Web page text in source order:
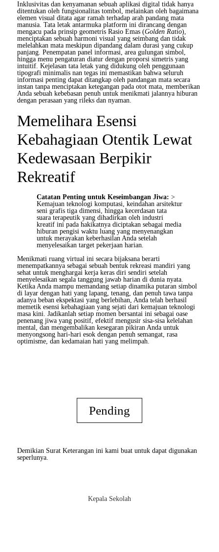
Inklusivitas dan kenyamanan sebuah aplikasi digital tidak hanya
ditentukan oleh fungsionalitas tombol, melainkan oleh bagaimana
elemen visual ditata agar ramah terhadap arah pandang mata
manusia. Tata letak antarmuka platform ini dirancang dengan
mengacu pada prinsip geometris Rasio Emas (Golden Ratio),
menciptakan sebuah harmoni visual yang seimbang dan tidak
melelahkan mata meskipun dipandang dalam durasi yang cukup
panjang. Penempatan panel informasi, area gulungan simbol,
hingga menu pengaturan diatur dengan proporsi simetris yang
intuitif. Kejelasan tata letak yang didukung oleh penggunaan
tipografi minimalis nan tegas ini memastikan bahwa seluruh
informasi penting dapat ditangkap oleh pandangan mata secara
instan tanpa menciptakan ketegangan pada otot mata, memberikan
Anda sebuah kebebasan penuh untuk menikmati jalannya hiburan
dengan perasaan yang rileks dan nyaman.
Memelihara Esensi
Kebahagiaan Otentik Lewat
Kedewasaan Berpikir
Rekreatif
Catatan Penting untuk Keseimbangan Jiwa: >
Kemajuan teknologi komputasi, keindahan arsitektur
seni grafis tiga dimensi, hingga kecerdasan tata
suara terapeutik yang dihadirkan oleh industri
kreatif ini pada hakikatnya diciptakan sebagai media
hiburan pengisi waktu luang yang menyenangkan
untuk merayakan keberhasilan Anda setelah
menyelesaikan target pekerjaan harian.
Menikmati ruang virtual ini secara bijaksana berarti
menempatkannya sebagai sebuah bentuk rekreasi mandiri yang
sehat untuk menghargai kerja keras diri sendiri setelah
menyelesaikan segala tanggung jawab harian di dunia nyata.
Ketika Anda mampu memandang setiap dinamika putaran simbol
di layar dengan hati yang lapang, tenang, dan penuh tawa tanpa
adanya beban ekspektasi yang berlebihan, Anda telah berhasil
memetik esensi kebahagiaan yang sejati dari kemajuan teknologi
masa kini. Jadikanlah setiap momen bersantai ini sebagai oase
penenang jiwa yang positif, efektif mengusir sisa-sisa kelelahan
mental, dan mengembalikan kesegaran pikiran Anda untuk
menyongsong hari-hari esok dengan penuh semangat, rasa
optimisme, dan kedamaian hati yang melimpah.
Pending
Demikian Surat Keterangan ini kami buat untuk dapat digunakan
seperlunya.
Kepala Sekolah